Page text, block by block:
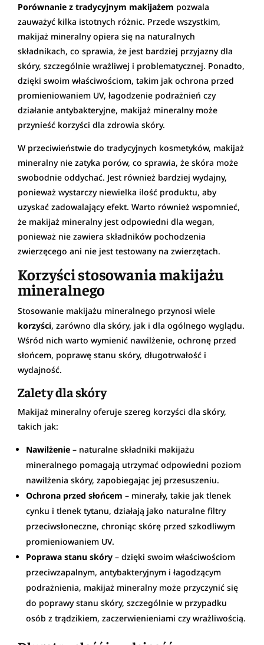
Porównanie z tradycyjnym makijażem pozwala
zauważyć kilka istotnych różnic. Przede wszystkim,
makijaż mineralny opiera się na naturalnych
składnikach, co sprawia, że jest bardziej przyjazny dla
skóry, szczególnie wrażliwej i problematycznej. Ponadto,
dzięki swoim właściwościom, takim jak ochrona przed
promieniowaniem UV, łagodzenie podrażnień czy
działanie antybakteryjne, makijaż mineralny może
przynieść korzyści dla zdrowia skóry.
W przeciwieństwie do tradycyjnych kosmetyków, makijaż
mineralny nie zatyka porów, co sprawia, że skóra może
swobodnie oddychać. Jest również bardziej wydajny,
ponieważ wystarczy niewielka ilość produktu, aby
uzyskać zadowalający efekt. Warto również wspomnieć,
że makijaż mineralny jest odpowiedni dla wegan,
ponieważ nie zawiera składników pochodzenia
zwierzęcego ani nie jest testowany na zwierzętach.
Korzyści stosowania makijażu
mineralnego
Stosowanie makijażu mineralnego przynosi wiele
korzyści, zarówno dla skóry, jak i dla ogólnego wyglądu.
Wśród nich warto wymienić nawilżenie, ochronę przed
słońcem, poprawę stanu skóry, długotrwałość i
wydajność.
Zalety dla skóry
Makijaż mineralny oferuje szereg korzyści dla skóry,
takich jak:
Nawilżenie – naturalne składniki makijażu
mineralnego pomagają utrzymać odpowiedni poziom
nawilżenia skóry, zapobiegając jej przesuszeniu.
Ochrona przed słońcem – minerały, takie jak tlenek
cynku i tlenek tytanu, działają jako naturalne filtry
przeciwsłoneczne, chroniąc skórę przed szkodliwym
promieniowaniem UV.
Poprawa stanu skóry – dzięki swoim właściwościom
przeciwzapalnym, antybakteryjnym i łagodzącym
podrażnienia, makijaż mineralny może przyczynić się
do poprawy stanu skóry, szczególnie w przypadku
osób z trądzikiem, zaczerwienieniami czy wrażliwością.